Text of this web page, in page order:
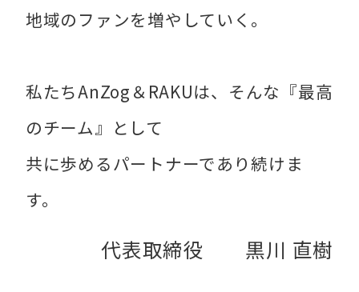
地域のファンを増やしていく。
私たちAnZog＆RAKUは、そんな『最高
のチーム』として
共に歩めるパートナーであり続けま
す。
代表取締役 黒川 直樹